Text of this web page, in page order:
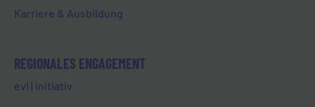
Karriere & Ausbildung
REGIONALES ENGAGEMENT
evl | initiativ
HILFEBEREICH
FAQ